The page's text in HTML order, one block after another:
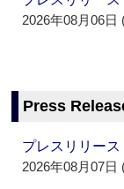
2026年08月06日
Press
プレスリリー
2026年08月07日